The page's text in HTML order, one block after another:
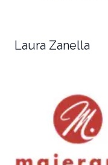
Laura Zanella